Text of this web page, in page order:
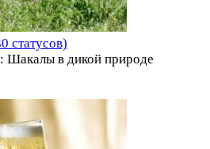
статусов)
Шакалы в дикой природе